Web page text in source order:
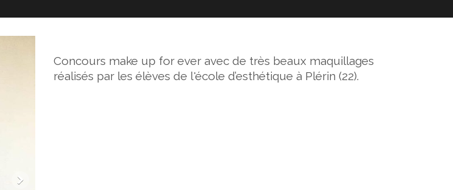
Concours make up for ever avec de très beaux maquillages
réalisés par les élèves de l'école d’esthétique à Plérin (22).